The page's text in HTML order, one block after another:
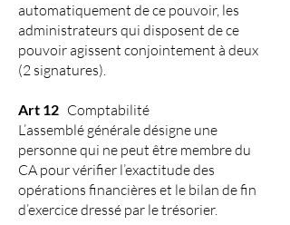
automatiquement de ce pouvoir, les
administrateurs qui disposent de ce
pouvoir agissent conjointement à deux
(2 signatures).
Art 12 Comptabilité
L’assemblé générale désigne une
personne qui ne peut être membre du
CA pour vérifier l’exactitude des
opérations financières et le bilan de fin
d’exercice dressé par le trésorier.